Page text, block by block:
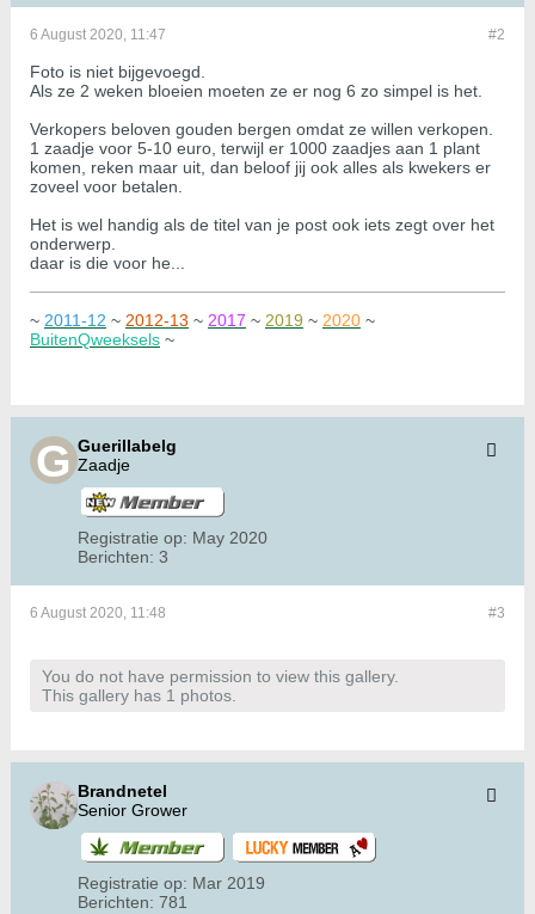
#2
6 August 2020, 11:47
Foto is niet bijgevoegd.
Als ze 2 weken bloeien moeten ze er nog 6 zo simpel is het.
Verkopers beloven gouden bergen omdat ze willen verkopen.
1 zaadje voor 5-10 euro, terwijl er 1000 zaadjes aan 1 plant
komen, reken maar uit, dan beloof jij ook alles als kwekers er
zoveel voor betalen.
Het is wel handig als de titel van je post ook iets zegt over het
onderwerp.
daar is die voor he...
~ 2011-12 ~ 2012-13 ~ 2017 ~ 2019 ~ 2020 ~
BuitenQweeksels ~
Guerillabelg
Zaadje
Registratie op: May 2020
Berichten: 3
#3
6 August 2020, 11:48
You do not have permission to view this gallery.
This gallery has 1 photos.
Brandnetel
Senior Grower
Registratie op: Mar 2019
Berichten: 781